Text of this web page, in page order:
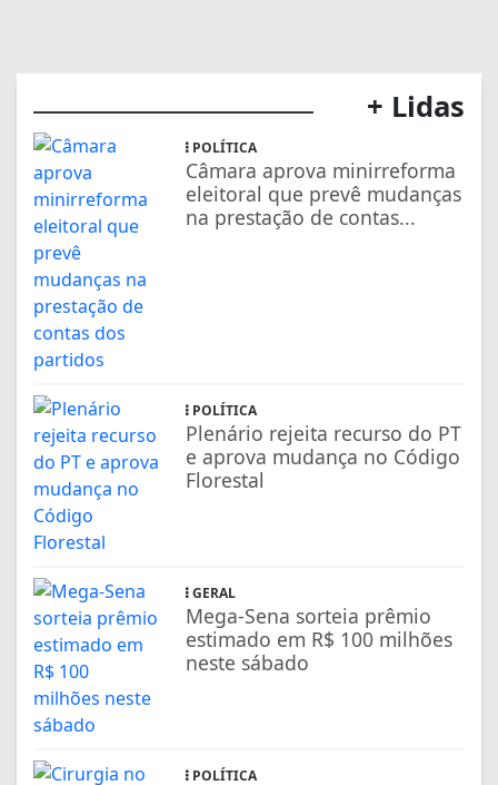
+ Lidas
POLÍTICA
Câmara aprova minirreforma
eleitoral que prevê mudanças
na prestação de contas...
POLÍTICA
Plenário rejeita recurso do PT
e aprova mudança no Código
Florestal
GERAL
Mega-Sena sorteia prêmio
estimado em R$ 100 milhões
neste sábado
POLÍTICA